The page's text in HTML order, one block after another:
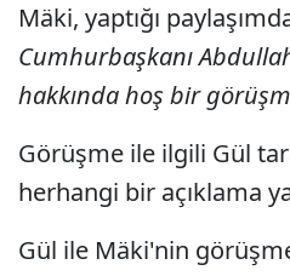
Mäki, yaptığı
Cumhurbaşkanı
hakkında hoş bir
Görüşme ile ilgili Gül
herhangi bir açıklama
Gül ile Mäki'nin